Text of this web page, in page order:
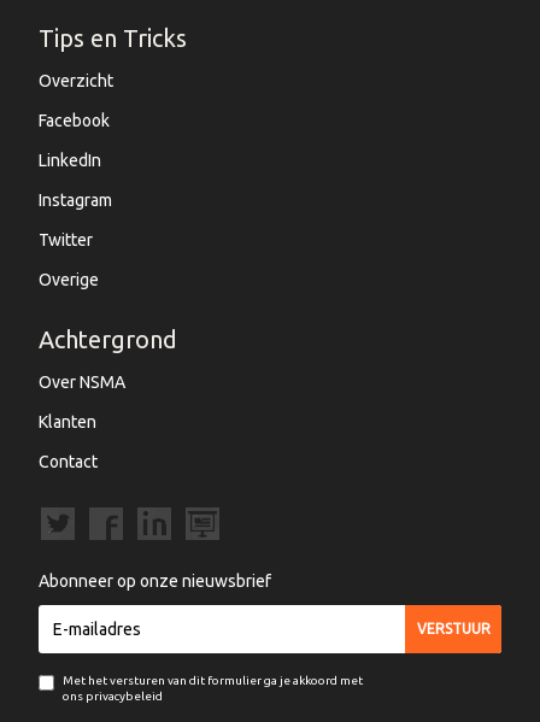
Tips en Tricks
Overzicht
Facebook
LinkedIn
Instagram
Twitter
Overige
Achtergrond
Over NSMA
Klanten
Contact
Abonneer op onze nieuwsbrief
Met het versturen van dit formulier ga je akkoord met
ons privacybeleid